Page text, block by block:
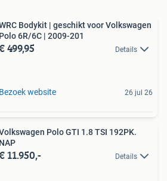
Bodykit | geschikt voor Volkswagen
Polo 6R/6C | 2009-201
499,95 Details
Bezoek website 26 jul 26
Polo GTI 1.8 TSI 192PK.
NAP
11.950,- Details